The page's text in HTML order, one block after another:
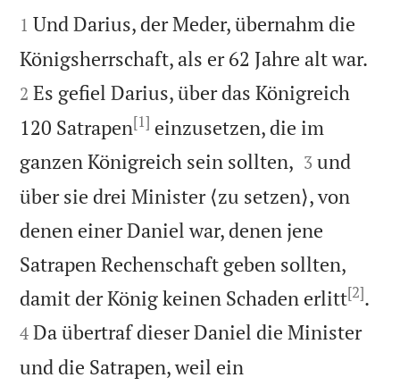


1 Und Darius, der Meder, übernahm die
Königsherrschaft, als er 62 Jahre alt war.
2 Es gefiel Darius, über das Königreich
120 Satrapen[1] einzusetzen, die im
ganzen Königreich sein sollten, 

3 und
über sie drei Minister ⟨zu setzen⟩, von
denen einer Daniel war, denen jene
Satrapen Rechenschaft geben sollten,
damit der König keinen Schaden erlitt[2].
4 Da übertraf dieser Daniel die Minister
und die Satrapen, weil ein